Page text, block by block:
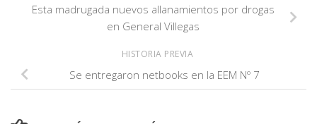
Esta madrugada nuevos allanamientos por drogas
en General Villegas
HISTORIA PREVIA
Se entregaron netbooks en la EEM Nº 7